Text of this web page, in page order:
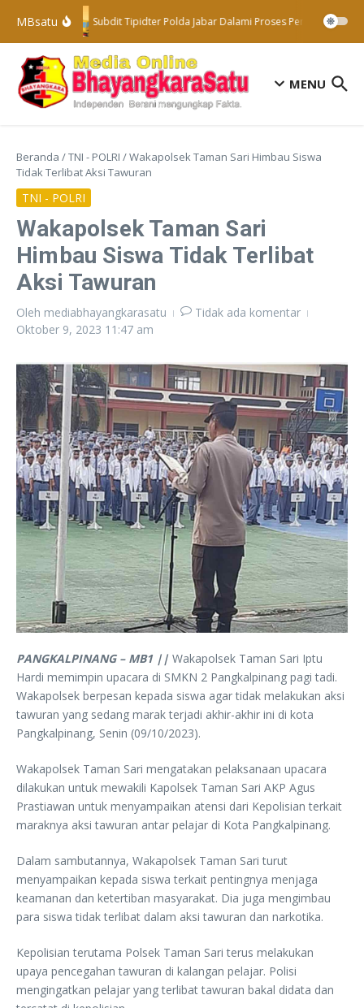
Lewati ke konten
MBsatu
Subdit Tipidter Polda Jabar Dalami Proses Penyelidikan
MENU
Beranda /TNI - POLRI /Wakapolsek Taman Sari Himbau Siswa
Tidak Terlibat Aksi Tawuran
TNI - POLRI
Wakapolsek Taman Sari
Himbau Siswa Tidak Terlibat
Aksi Tawuran
Oleh mediabhayangkarasatu
Tidak ada komentar
Oktober 9, 2023 11:47 am
PANGKALPINANG – MB1 || Wakapolsek Taman Sari Iptu
Hardi memimpin upacara di SMKN 2 Pangkalpinang pagi tadi.
Wakapolsek berpesan kepada siswa agar tidak melakukan aksi
tawuran yang sedang marak terjadi akhir-akhir ini di kota
Pangkalpinang, Senin (09/10/2023).
Wakapolsek Taman Sari mengatakan pelaksanaan upacara
dilakukan untuk mewakili Kapolsek Taman Sari AKP Agus
Prastiawan untuk menyampaikan atensi dari Kepolisian terkait
maraknya aksi tawuran antar pelajar di Kota Pangkalpinang.
Dalam sambutannya, Wakapolsek Taman Sari turut
menyampaikan kepada siswa terkait pentingnya menjaga
keamanan dan ketertiban masyarakat. Dia juga mengimbau
para siswa tidak terlibat dalam aksi tawuran dan narkotika.
Kepolisian terutama Polsek Taman Sari terus melakukan
upaya pencegahan tawuran di kalangan pelajar. Polisi
mengingatkan pelajar yang terlibat tawuran bakal didata dan